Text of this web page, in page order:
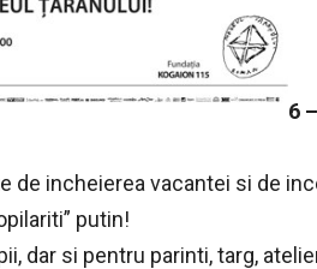
6
de incheierea vacantei si de
putin!
dar si pentru parinti, targ,